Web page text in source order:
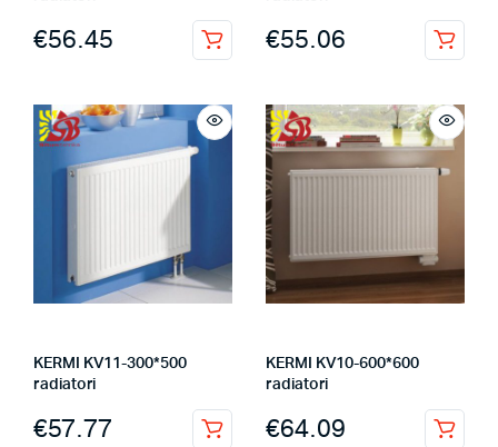
€56.45 €55.06
KERMI KV11-300*500
radiatori
€57.77
KERMI KV10-600*600
radiatori
€64.09